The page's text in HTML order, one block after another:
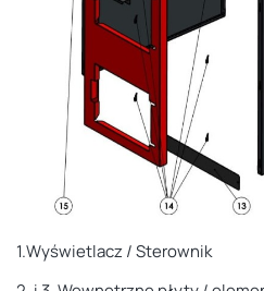
1.Wyświetlacz / Sterownik